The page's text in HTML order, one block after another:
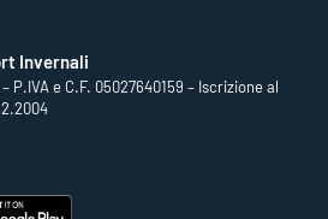
Invernali
P.IVA e C.F. 05027640159 – Iscrizione al